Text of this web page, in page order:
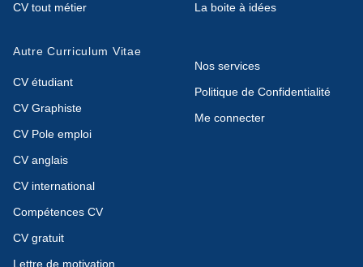
CV tout métier
La boite à idées
Autre Curriculum Vitae
CV étudiant
CV Graphiste
CV Pole emploi
CV anglais
CV international
Compétences CV
CV gratuit
Lettre de motivation
Nos services
Politique de Confidentialité
Me connecter